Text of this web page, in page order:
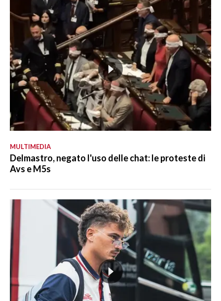
MULTIMEDIA
Delmastro, negato l'uso delle chat: le proteste di
Avs e M5s